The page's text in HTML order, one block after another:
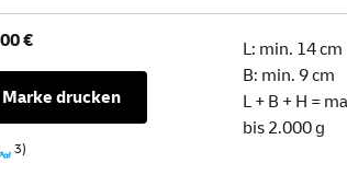
€
Marke drucken
3)
L: min. 14 cm
B: min. 9 cm
L + B + H =
bis 2.000 g